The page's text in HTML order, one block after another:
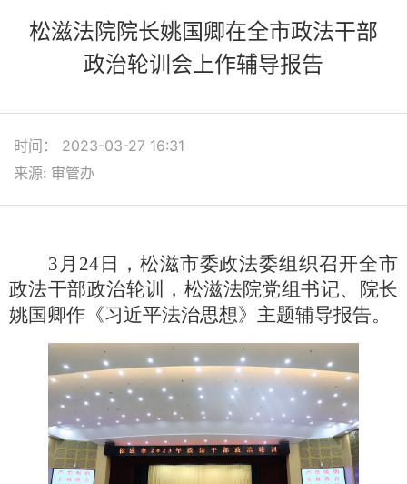
松滋法院院长姚国卿在全市政法干部
政治轮训会上作辅导报告
时间： 2023-03-27 16:31
来源: 审管办
3月24日，松滋市委政法委组织召开全市
政法干部政治轮训，松滋法院党组书记、院长
姚国卿作《习近平法治思想》主题辅导报告。